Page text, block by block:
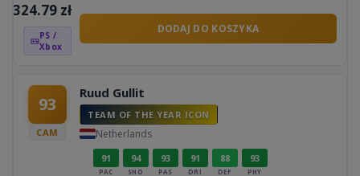
324.79 zł
PS /
Xbox
DODAJ DO KOSZYKA
93
CAM
Ruud Gullit
TEAM OF THE YEAR ICON
Netherlands
91
PAC
94
SHO
93
PAS
91
DRI
88
DEF
93
PHY